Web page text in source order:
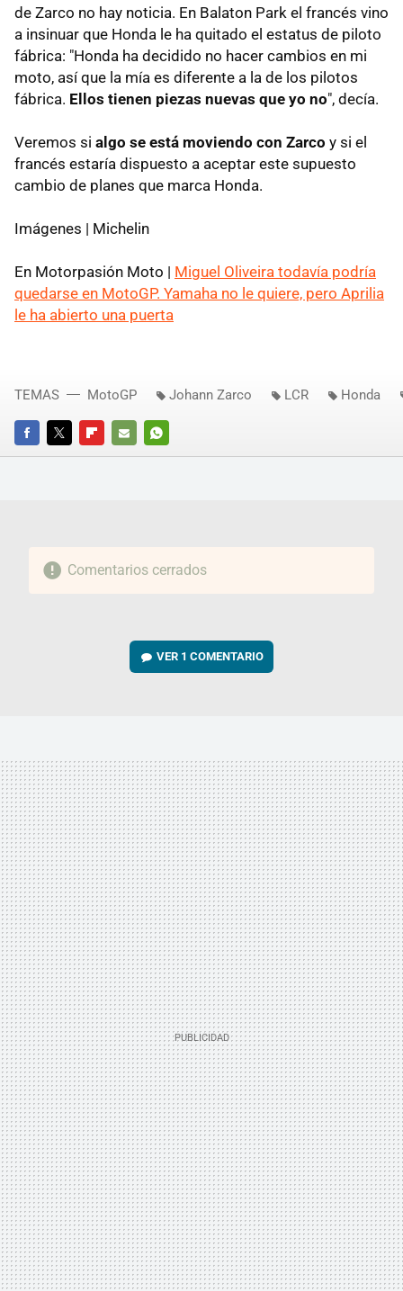
de Zarco no hay noticia. En Balaton Park el francés vino
a insinuar que Honda le ha quitado el estatus de piloto
fábrica: "Honda ha decidido no hacer cambios en mi
moto, así que la mía es diferente a la de los pilotos
fábrica. Ellos tienen piezas nuevas que yo no", decía.
Veremos si algo se está moviendo con Zarco y si el
francés estaría dispuesto a aceptar este supuesto
cambio de planes que marca Honda.
Imágenes | Michelin
En Motorpasión Moto | Miguel Oliveira todavía podría
quedarse en MotoGP. Yamaha no le quiere, pero Aprilia
le ha abierto una puerta
FACEBOOKTWITTERFLIPBOARD
E-
WHATSAPP
TEMAS MotoGP Johann Zarco LCR Honda
Comentarios cerrados
VER 1 COMENTARIO